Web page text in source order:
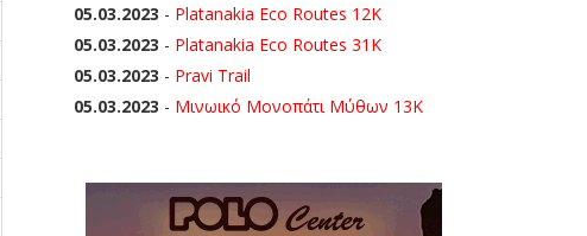
05.03.2023 - Platanakia Eco Routes 12K
05.03.2023 - Platanakia Eco Routes 31K
05.03.2023 - Pravi Trail
05.03.2023 - Μινωικό Μονοπάτι Μύθων 13Κ